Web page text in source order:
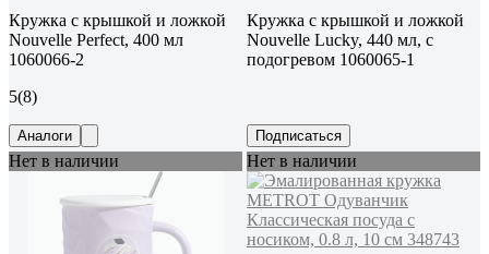
Кружка с крышкой и ложкой
Nouvelle Perfect, 400 мл
1060066-2
5(8)
Аналоги
Кружка с крышкой и ложкой
Nouvelle Lucky, 440 мл, с
подогревом 1060065-1
Подписаться
Нет в наличии Нет в наличии